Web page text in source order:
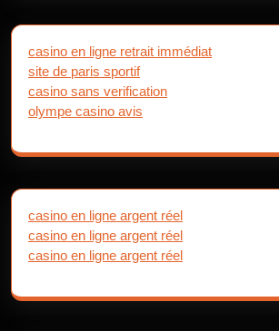
casino en ligne retrait immédiat
site de paris sportif
casino sans verification
olympe casino avis
casino en ligne argent réel
casino en ligne argent réel
casino en ligne argent réel